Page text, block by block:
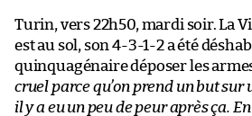
Turin, vers 22h50, mardi soir. La
est au sol, son 4-3-1-2 a été
quinquagénaire déposer les
cruel parce qu’on prend un but
il y a eu un peu de peur après ça.